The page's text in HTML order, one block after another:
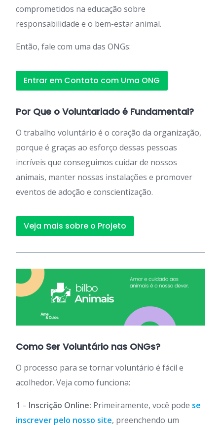
comprometidos na educação sobre
responsabilidade e o bem-estar animal.
Então, fale com uma das ONGs:
Entrar em Contato com Uma ONG
Por Que o Voluntariado é Fundamental?
O trabalho voluntário é o coração da organização,
porque é graças ao esforço dessas pessoas
incríveis que conseguimos cuidar de nossos
animais, manter nossas instalações e promover
eventos de adoção e conscientização.
Veja mais sobre o Projeto
Como Ser Voluntário nas ONGs?
O processo para se tornar voluntário é fácil e
acolhedor. Veja como funciona:
1 – Inscrição Online: Primeiramente, você pode se
inscrever pelo nosso site, preenchendo um